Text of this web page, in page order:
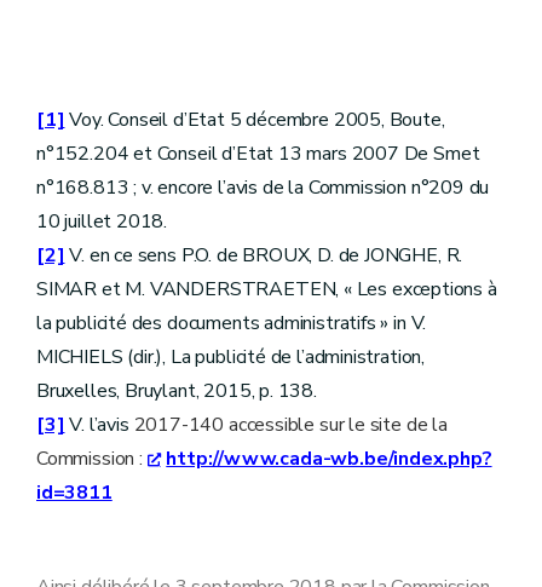
[1] Voy. Conseil d’Etat 5 décembre 2005, Boute,
n°152.204 et Conseil d’Etat 13 mars 2007 De Smet
n°168.813 ; v. encore l’avis de la Commission n°209 du
10 juillet 2018.
[2] V. en ce sens P.O. de BROUX, D. de JONGHE, R.
SIMAR et M. VANDERSTRAETEN, « Les exceptions à
la publicité des documents administratifs » in V.
MICHIELS (dir.), La publicité de l’administration,
Bruxelles, Bruylant, 2015, p. 138.
[3] V. l’avis 2017-140 accessible sur le site de la
Commission :
http://www.cada-wb.be/index.php?
id=3811